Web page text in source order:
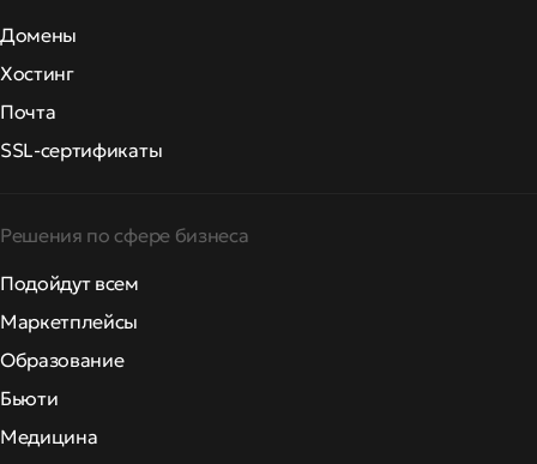
Домены
Хостинг
Почта
SSL-сертификаты
Решения по сфере бизнеса
Подойдут всем
Маркетплейсы
Образование
Бьюти
Медицина